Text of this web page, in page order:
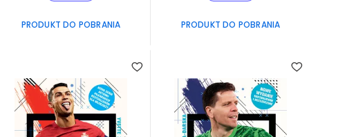
PRODUKT DO POBRANIA PRODUKT DO POBRANIA